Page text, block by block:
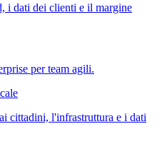
i dati dei clienti e il margine
per team agili.
cittadini, l'infrastruttura e i dati